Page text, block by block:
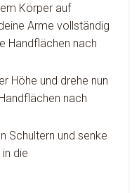
Körper auf
Arme vollständig
Handflächen nach
Höhe und drehe nun
nach
Schultern und senke
die